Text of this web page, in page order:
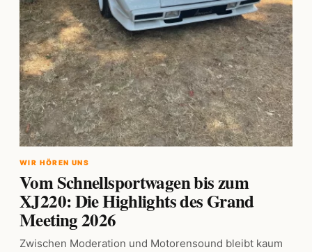
WIR HÖREN UNS
Vom Schnellsportwagen bis zum
XJ220: Die Highlights des Grand
Meeting 2026
Zwischen Moderation und Motorensound bleibt kaum